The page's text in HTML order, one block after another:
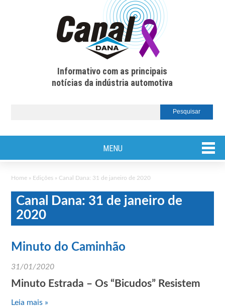
Informativo com as principais
notícias da indústria automotiva
MENU
Home » Edições » Canal Dana: 31 de janeiro de 2020
Canal Dana: 31 de janeiro de
2020
Minuto do Caminhão
31/01/2020
Minuto Estrada – Os “Bicudos” Resistem
Leia mais »